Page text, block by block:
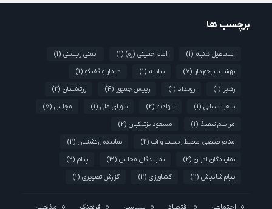
برچسب ها
اسماعیل هنیه (1) امام خمینی (ره) (1) ایمنی زیستی (1)
بهشید برخوردار (7) بیانیه (1) دیدار و گفتگو (1)
رهبر (1) رویداد (1) رییس جمهور (4) زرتشتیان (2)
سفر استانی (1) شهادت (2) شورای ملی (1) مجلس (5)
مراسم تنفیذ (1) مسعود پزشکیان (2)
منابع طبیعی، محیط زیست و آب (2) نماینده زرتشتیان (2)
نمایندگان ادیان (2) نمایندگان مجلس (3) پیام (2)
پیام شادباش (2) کشاورزی (2) گزارش تصویری (1)